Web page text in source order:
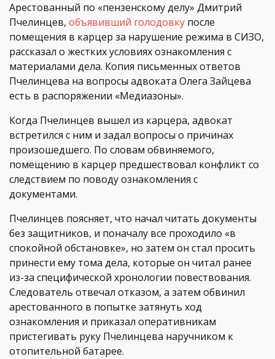
Арестованный по «пензенскому делу» Дмитрий
Пчелинцев, объявивший голодовку после
помещения в карцер за нарушение режима в СИЗО,
рассказал о жестких условиях ознакомления с
материалами дела. Копия письменных ответов
Пчелинцева на вопросы адвоката Олега Зайцева
есть в распоряжении «Медиазоны».
Когда Пчелинцев вышел из карцера, адвокат
встретился с ним и задал вопросы о причинах
произошедшего. По словам обвиняемого,
помещению в карцер предшествовал конфликт со
следствием по поводу ознакомления с
документами.
Пчелинцев поясняет, что начал читать документы
без защитников, и поначалу все проходило «в
спокойной обстановке», но затем он стал просить
принести ему тома дела, которые он читал ранее
из-за специфической хронологии повествования.
Следователь отвечал отказом, а затем обвинил
арестованного в попытке затянуть ход
ознакомления и приказал оперативникам
пристегивать руку Пчелинцева наручником к
отопительной батарее.